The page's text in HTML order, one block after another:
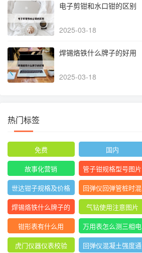
电子剪钳和水口钳的区别
2025-03-18
焊锡烙铁什么牌子的好用
2025-03-18
热门标签
免费 国内
故事化营销
管子钳规格型号图片
尺寸
世达钳子规格及价格
大全
回弹仪回弹管桩时混
凝土碎
焊锡烙铁什么牌子的
好用
气钻使用注意图片
钳形表有什么用
万用表怎么测三相电
压平衡
虎门仪器仪表校验
回弹仪混凝土强度通